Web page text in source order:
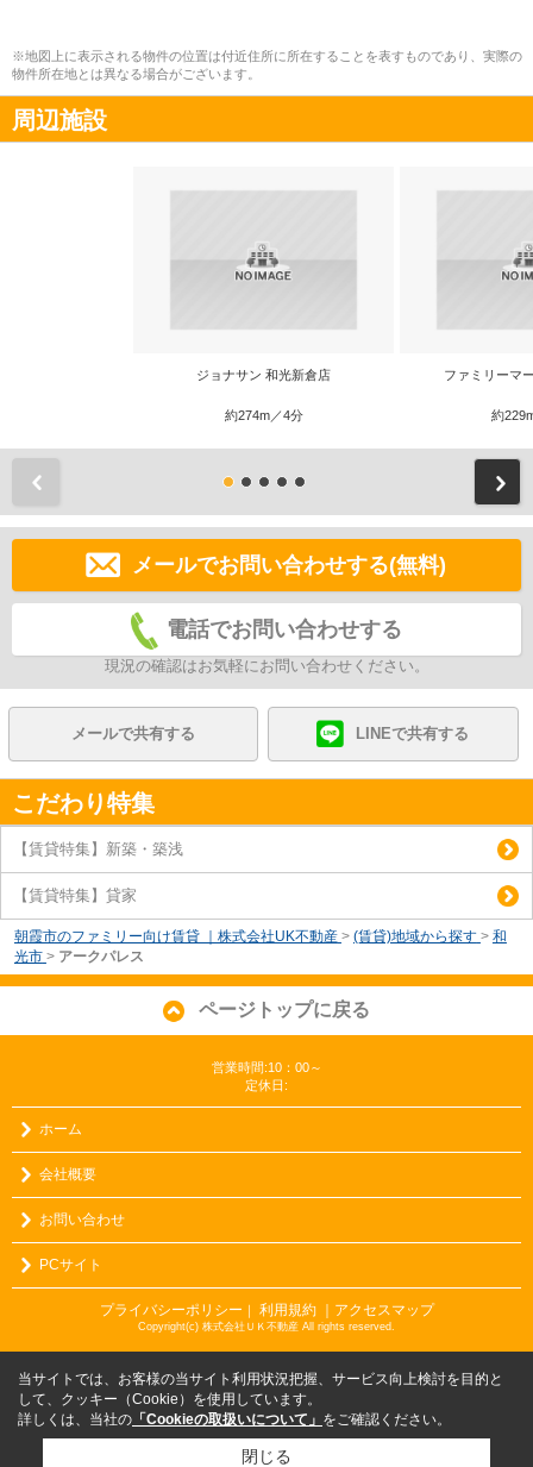
※地図上に表示される物件の位置は付近住所に所在することを表すものであり、実際の
物件所在地とは異なる場合がございます。
周辺施設
ジョナサン 和光新倉店
約274m／4分
ファミリーマ
約
メールでお問い合わせする(無料)
電話でお問い合わせする
現況の確認はお気軽にお問い合わせください。
メールで共有する LINEで共有する
こだわり特集
【賃貸特集】新築・築浅
【賃貸特集】貸家
朝霞市のファミリー向け賃貸 ｜株式会社UK不動産 > (賃貸)地域から探す > 和
光市 > アークパレス
ページトップに戻る
営業時間:10：00～
定休日:
ホーム
会社概要
お問い合わせ
PCサイト
プライバシーポリシー 利用規約 ｜アクセスマップ
Copyright(c) 株式会社ＵＫ不動産 All rights reserved.
当サイトでは、お客様の当サイト利用状況把握、サービス向上検討を目的と
して、クッキー（Cookie）を使用しています。
詳しくは、当社の 「Cookieの取扱いについて」 をご確認ください。
閉じる